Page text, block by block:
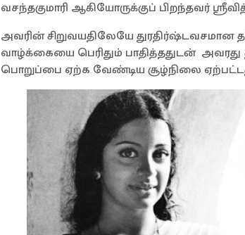
வசந்தகுமாரி ஆகியோருக்குப் பிறந்தவர்
அவரின் சிறுவயதிலேயே துரதிர்ஷ்டவசமான
வாழ்க்கையை பெரிதும் பாதித்ததுடன்
பொறுப்பை ஏற்க வேண்டிய சூழ்நிலை